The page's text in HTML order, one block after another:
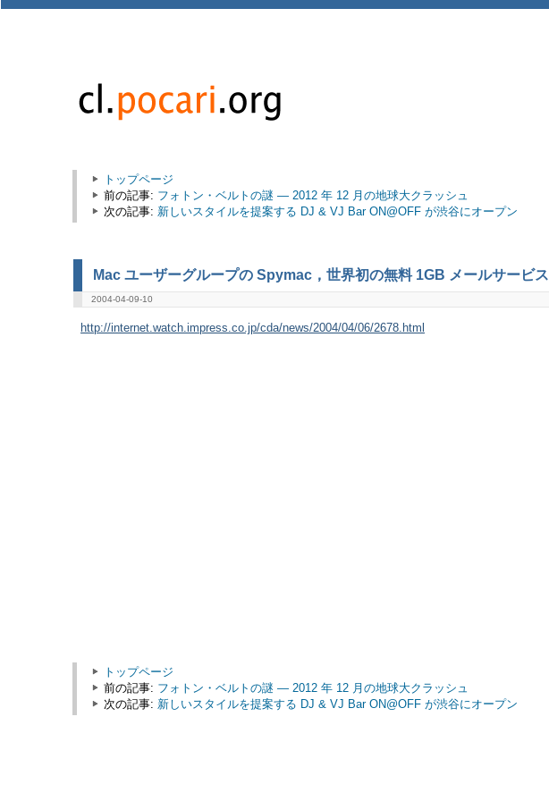
トップページ
前の記事: フォトン・ベルトの謎 ― 2012 年 12 月の地球大クラッシュ
次の記事: 新しいスタイルを提案する DJ & VJ Bar ON@OFF が渋谷にオープン
Mac ユーザーグループの Spymac，世界初の無料 1GB メールサービス
2004-04-09-10
http://internet.watch.impress.co.jp/cda/news/2004/04/06/2678.html
トップページ
前の記事: フォトン・ベルトの謎 ― 2012 年 12 月の地球大クラッシュ
次の記事: 新しいスタイルを提案する DJ & VJ Bar ON@OFF が渋谷にオープン